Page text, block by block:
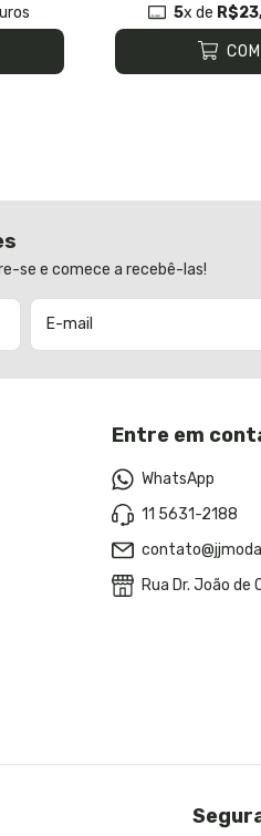
5x de
se e comece a recebê-las!
Entre em
WhatsApp
11 5631-2188
Rua Dr. João de